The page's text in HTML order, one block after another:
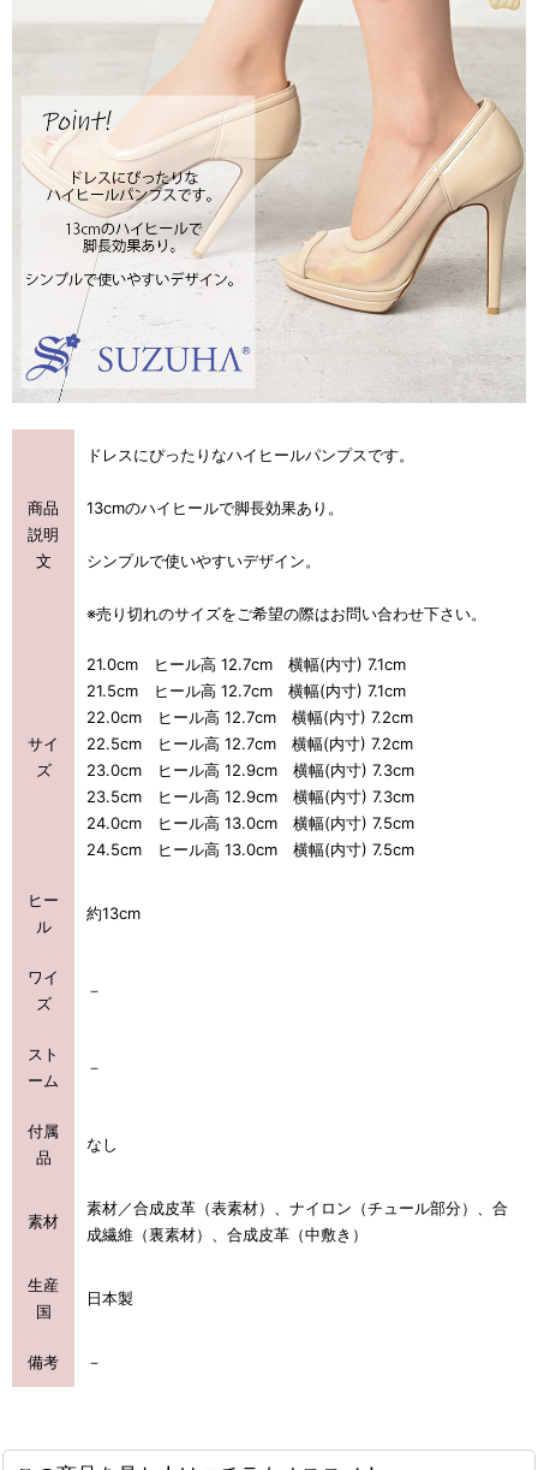
商品
説明
文
ドレスにぴったりなハイヒールパンプスです。
13cmのハイヒールで脚長効果あり。
シンプルで使いやすいデザイン。
※売り切れのサイズをご希望の際はお問い合わせ下さい。
サイ
ズ
21.0cm ヒール高 12.7cm 横幅(内寸) 7.1cm
21.5cm ヒール高 12.7cm 横幅(内寸) 7.1cm
22.0cm ヒール高 12.7cm 横幅(内寸) 7.2cm
22.5cm ヒール高 12.7cm 横幅(内寸) 7.2cm
23.0cm ヒール高 12.9cm 横幅(内寸) 7.3cm
23.5cm ヒール高 12.9cm 横幅(内寸) 7.3cm
24.0cm ヒール高 13.0cm 横幅(内寸) 7.5cm
24.5cm ヒール高 13.0cm 横幅(内寸) 7.5cm
ヒー
ル
約13cm
ワイ
ズ
－
スト
ーム
－
付属
品
なし
素材
素材／合成皮革（表素材）、ナイロン（チュール部分）、合
成繊維（裏素材）、合成皮革（中敷き）
生産
国
日本製
備考 －